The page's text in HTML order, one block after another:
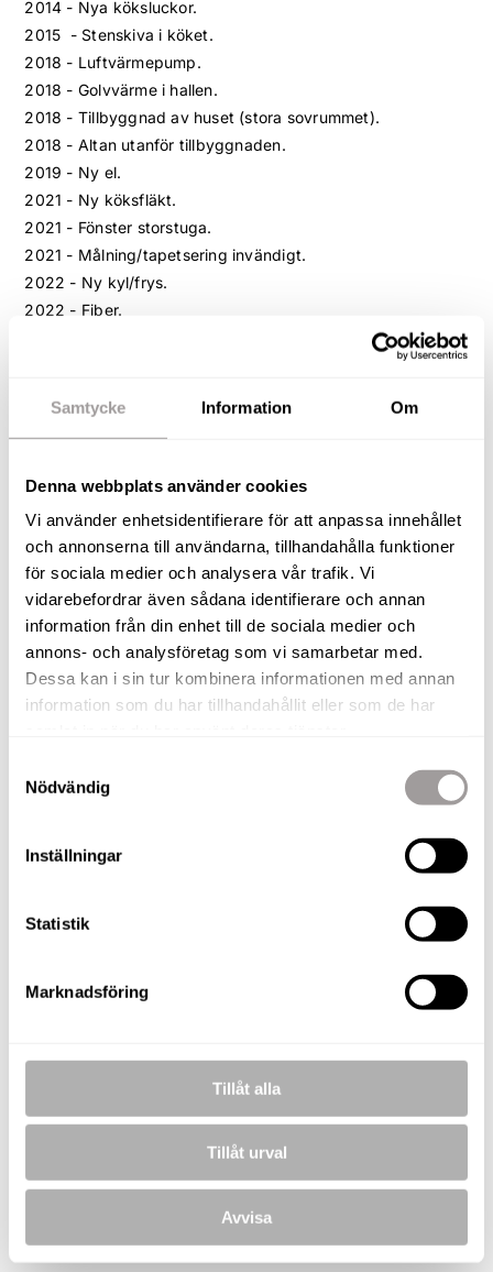
Samtycke Information Om
Denna webbplats använder cookies
Vi använder enhetsidentifierare för att anpassa innehållet
och annonserna till användarna, tillhandahålla funktioner
för sociala medier och analysera vår trafik. Vi
vidarebefordrar även sådana identifierare och annan
information från din enhet till de sociala medier och
annons- och analysföretag som vi samarbetar med.
Dessa kan i sin tur kombinera informationen med annan
information som du har tillhandahållit eller som de har
Nödvändig
Inställningar
Statistik
Marknadsföring
Tillåt alla
Tillåt urval
Avvisa
2014 - Nya köksluckor.
2015 - Stenskiva i köket.
2018 - Luftvärmepump.
2018 - Golvvärme i hallen.
2018 - Tillbyggnad av huset (stora sovrummet).
2018 - Altan utanför tillbyggnaden.
2019 - Ny el.
2021 - Ny köksfläkt.
2021 - Fönster storstuga.
2021 - Målning/tapetsering invändigt.
2022 - Ny kyl/frys.
2022 - Fiber.
2025 - Tvättmaskin.
UTEPLATS
Stor altan med spabad och gott om plats för möbler.
VATTEN & AVLOPP
Kommunalt vatten året om. Kommunalt avlopp
Internet: Fiber.
BILPLATS
underhålls året om.
Ej utförd
Ekonomi
19 679 kr/år